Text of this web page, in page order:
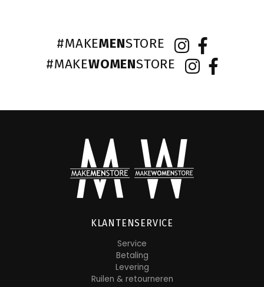
#MAKEMENSTORE
#MAKEWOMENSTORE
KLANTENSERVICE
Service
Betaling
Levering
Ruilen & retourneren